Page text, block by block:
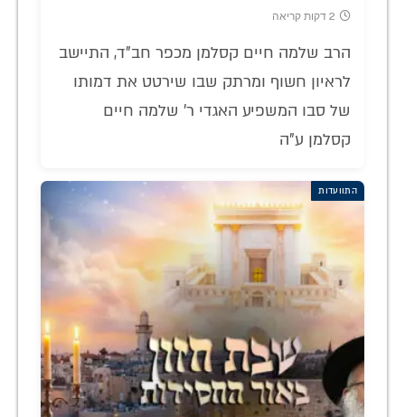
2 דקות קריאה
הרב שלמה חיים קסלמן מכפר חב"ד, התיישב
לראיון חשוף ומרתק שבו שירטט את דמותו
של סבו המשפיע האגדי ר' שלמה חיים
קסלמן ע"ה
התוועדות